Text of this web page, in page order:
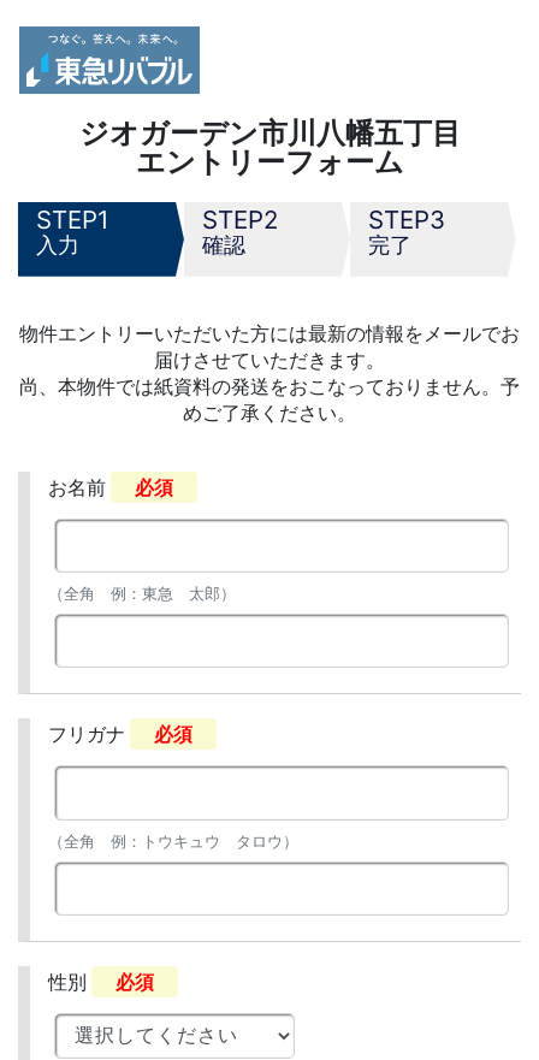
ジオガーデン市川八幡五丁目
エントリーフォーム
1
入力
2
確認
3
完了
物件エントリーいただいた方には最新の情報をメールでお
届けさせていただきます。
尚、本物件では紙資料の発送をおこなっておりません。予
めご了承ください。
お名前 必須
（全角 例：東急 太郎）
フリガナ 必須
（全角 例：トウキュウ タロウ）
性別 必須